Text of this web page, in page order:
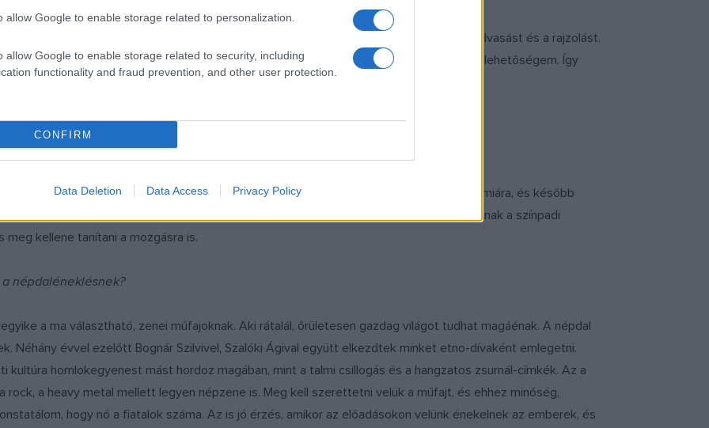
allow Google to enable storage related to personalization.
allow Google to enable storage related to security, including
functionality and fraud prevention, and other user protection.
CONFIRM
Data Deletion Data Access Privacy Policy
csinálni. Sosem kötött le egyetlen tevékenység. Egyszerre kedveltem a varrást, az olvasást és a rajzolást.
évek során rengeteg művésszel dolgoztam, mindenki hatott rám, és kísérletezni is volt lehetőségem. Így
is.
az ELTE esztétika szakán tanulok, így remélem, áthallgathatok PhD-n a Zeneakadémiára, és később
az ének mellett a táncos múltamnak köszönhetően sokat tudnék segíteni a fiataloknak a színpadi
kellene tanítani a mozgásra is.
népdaléneklésnek?
a ma választható, zenei műfajoknak. Aki rátalál, őrületesen gazdag világot tudhat magáénak. A népdal
Néhány évvel ezelőtt Bognár Szilvivel, Szalóki Ágival együtt elkezdtek minket etno-dívaként emlegetni.
homlokegyenest mást hordoz magában, mint a talmi csillogás és a hangzatos zsurnál-címkék. Az a
a heavy metal mellett legyen népzene is. Meg kell szerettetni velük a műfajt, és ehhez minőség,
hogy nő a fiatalok száma. Az is jó érzés, amikor az előadásokon velünk énekelnek az emberek, és